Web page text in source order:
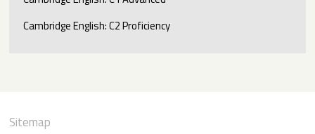
Cambridge English: C2 Proficiency
Sitemap